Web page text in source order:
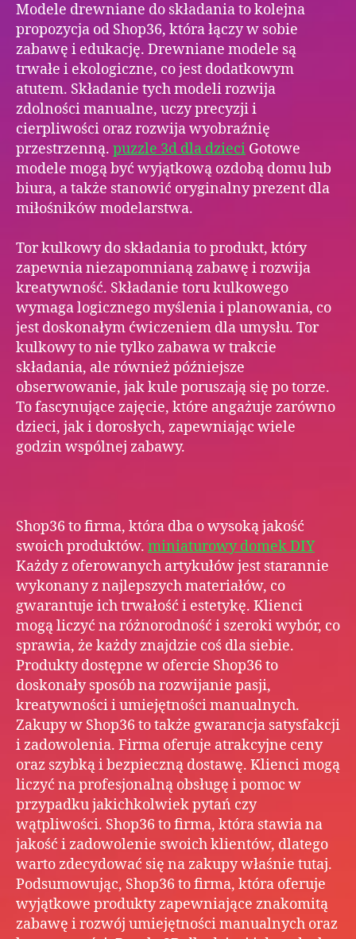
Modele drewniane do składania to kolejna
propozycja od Shop36, która łączy w sobie
zabawę i edukację. Drewniane modele są
trwałe i ekologiczne, co jest dodatkowym
atutem. Składanie tych modeli rozwija
zdolności manualne, uczy precyzji i
cierpliwości oraz rozwija wyobraźnię
przestrzenną. puzzle 3d dla dzieci Gotowe
modele mogą być wyjątkową ozdobą domu lub
biura, a także stanowić oryginalny prezent dla
miłośników modelarstwa.
Tor kulkowy do składania to produkt, który
zapewnia niezapomnianą zabawę i rozwija
kreatywność. Składanie toru kulkowego
wymaga logicznego myślenia i planowania, co
jest doskonałym ćwiczeniem dla umysłu. Tor
kulkowy to nie tylko zabawa w trakcie
składania, ale również późniejsze
obserwowanie, jak kule poruszają się po torze.
To fascynujące zajęcie, które angażuje zarówno
dzieci, jak i dorosłych, zapewniając wiele
godzin wspólnej zabawy.
Shop36 to firma, która dba o wysoką jakość
swoich produktów. miniaturowy domek DIY
Każdy z oferowanych artykułów jest starannie
wykonany z najlepszych materiałów, co
gwarantuje ich trwałość i estetykę. Klienci
mogą liczyć na różnorodność i szeroki wybór, co
sprawia, że każdy znajdzie coś dla siebie.
Produkty dostępne w ofercie Shop36 to
doskonały sposób na rozwijanie pasji,
kreatywności i umiejętności manualnych.
Zakupy w Shop36 to także gwarancja satysfakcji
i zadowolenia. Firma oferuje atrakcyjne ceny
oraz szybką i bezpieczną dostawę. Klienci mogą
liczyć na profesjonalną obsługę i pomoc w
przypadku jakichkolwiek pytań czy
wątpliwości. Shop36 to firma, która stawia na
jakość i zadowolenie swoich klientów, dlatego
warto zdecydować się na zakupy właśnie tutaj.
Podsumowując, Shop36 to firma, która oferuje
wyjątkowe produkty zapewniające znakomitą
zabawę i rozwój umiejętności manualnych oraz